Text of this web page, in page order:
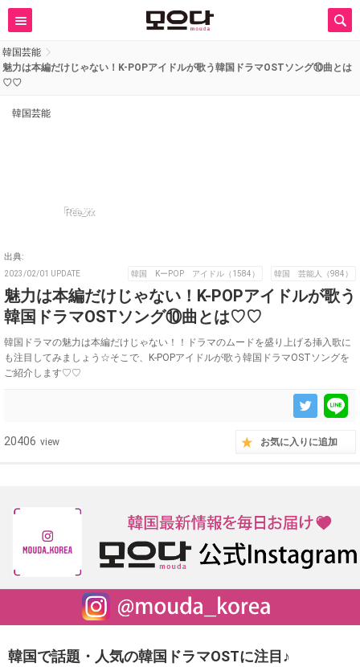
韓国芸能
魅力は本編だけじゃない！K-POPアイドルが歌う韓国ドラマOSTソング⑩曲とは
♡♡
韓国芸能
Ree_xx
出典:
2023/02/01 UPDATE 韓国 KーPOP アイドル（1584） 韓国 芸能人（984）
魅力は本編だけじゃない！K-POPアイドルが歌う
韓国ドラマOSTソング⑩曲とは♡♡
韓国ドラマの魅力は本編だけじゃない！！ドラマのムードを盛り上げる挿入歌に
も注目してみましょう☆そこで、K-POPアイドルが歌う韓国ドラマOSTソングを
ご紹介します♡♡
20406 view お気に入りに追加
韓国で話題・人気の韓国ドラマOSTに注目♪